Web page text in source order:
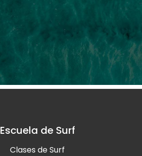
Escuela de Surf
Clases de Surf